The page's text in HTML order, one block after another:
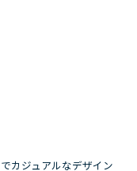
カジュアルなデザイン